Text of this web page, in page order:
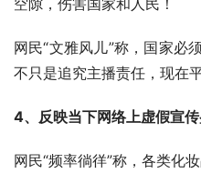
空隙，伤害国家和人民！
网民“文雅风儿”称，国家必
不只是追究主播责任，现在
4、反映当下网络上虚假宣传
网民“频率徜徉”称，各类化